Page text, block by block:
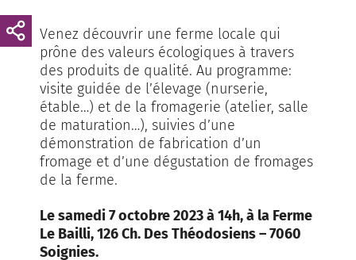
Venez découvrir une ferme locale qui
prône des valeurs écologiques à travers
des produits de qualité. Au programme:
visite guidée de l’élevage (nurserie,
étable…) et de la fromagerie (atelier, salle
de maturation…), suivies d’une
démonstration de fabrication d’un
fromage et d’une dégustation de fromages
de la ferme.
Le samedi 7 octobre 2023 à 14h, à la Ferme
Le Bailli, 126 Ch. Des Théodosiens – 7060
Soignies.